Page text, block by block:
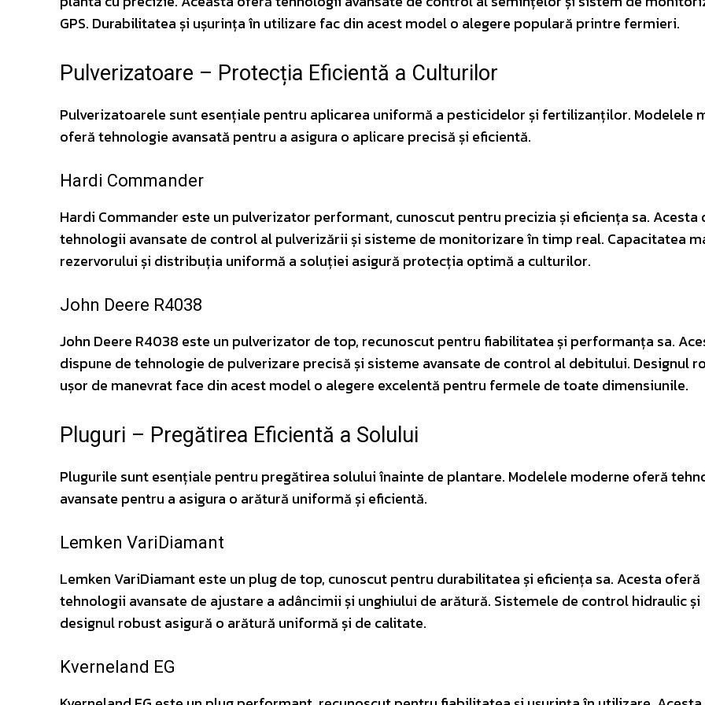
GPS. Durabilitatea și ușurința în utilizare fac din acest model o alegere populară printre fermieri.
Pulverizatoare – Protecția Eficientă a Culturilor
Pulverizatoarele sunt esențiale pentru aplicarea uniformă a pesticidelor și fertilizanților. Modelele
oferă tehnologie avansată pentru a asigura o aplicare precisă și eficientă.
Hardi Commander
Hardi Commander este un pulverizator performant, cunoscut pentru precizia și eficiența sa. Acesta
tehnologii avansate de control al pulverizării și sisteme de monitorizare în timp real. Capacitatea
rezervorului și distribuția uniformă a soluției asigură protecția optimă a culturilor.
John Deere R4038
John Deere R4038 este un pulverizator de top, recunoscut pentru fiabilitatea și performanța sa.
dispune de tehnologie de pulverizare precisă și sisteme avansate de control al debitului. Designul
ușor de manevrat face din acest model o alegere excelentă pentru fermele de toate dimensiunile.
Pluguri – Pregătirea Eficientă a Solului
Plugurile sunt esențiale pentru pregătirea solului înainte de plantare. Modelele moderne oferă
avansate pentru a asigura o arătură uniformă și eficientă.
Lemken VariDiamant
Lemken VariDiamant este un plug de top, cunoscut pentru durabilitatea și eficiența sa. Acesta oferă
tehnologii avansate de ajustare a adâncimii și unghiului de arătură. Sistemele de control hidraulic și
designul robust asigură o arătură uniformă și de calitate.
Kverneland EG